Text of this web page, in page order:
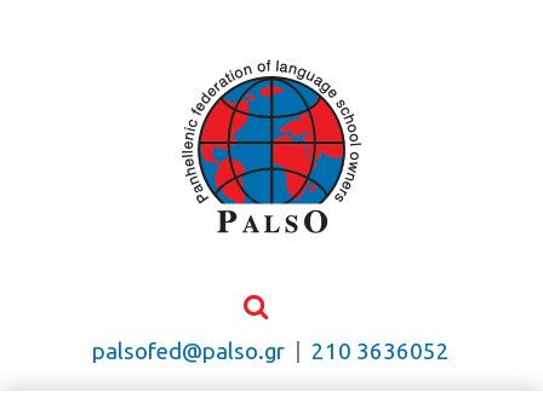
palsofed@palso.gr 210 3636052